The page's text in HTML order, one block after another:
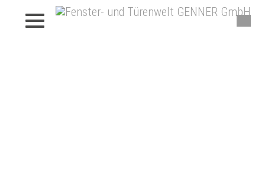
Beschattungen von Genner